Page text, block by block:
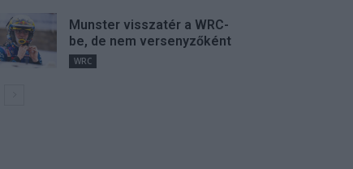
Munster visszatér a WRC-
be, de nem versenyzőként
WRC